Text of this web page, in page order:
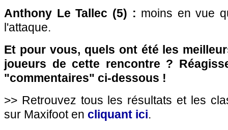
Anthony Le Tallec (5) : moins en vue
l'attaque.
Et pour vous, quels ont été les
joueurs de cette rencontre ?
"commentaires" ci-dessous !
>> Retrouvez tous les résultats et les
sur Maxifoot en cliquant ici.